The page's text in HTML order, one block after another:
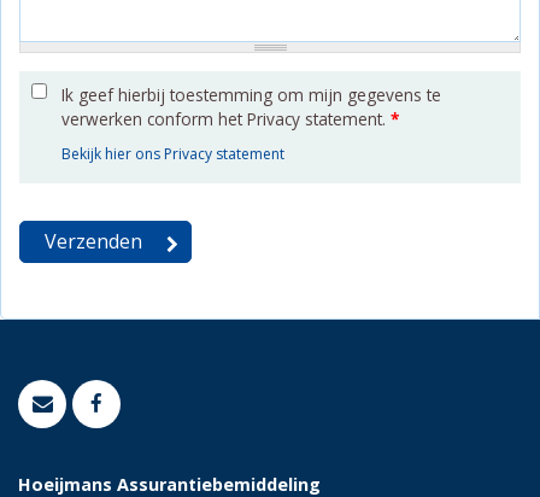
Ik geef hierbij toestemming om mijn gegevens te
verwerken conform het Privacy statement. *
Bekijk hier ons Privacy statement
Hoeijmans Assurantiebemiddeling